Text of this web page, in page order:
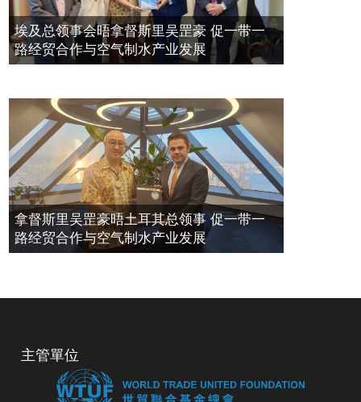
埃及总领事会晤拿督斯里吴罡豪 促一带一
路经贸合作与空气制水产业发展
拿督斯里吴罡豪晤土耳其总领事 促一带一
路经贸合作与空气制水产业发展
主管單位